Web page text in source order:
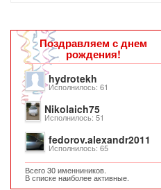
Поздравляем с днем
рождения!
hydrotekh
Исполнилось: 61
Nikolaich75
Исполнилось: 51
fedorov.alexandr2011
Исполнилось: 65
Всего 30 именниников.
В списке наиболее активные.